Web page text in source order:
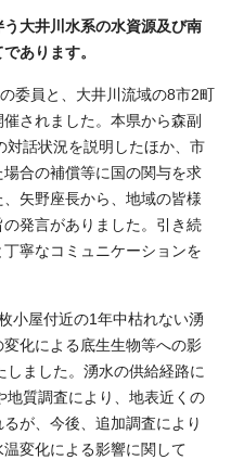
大井川水系の水資源及び南
あります。
委員と、大井川流域の8市2町
されました。本県から森副
対話状況を説明したほか、市
合の補償等に国の関与を求
矢野座長から、地域の皆様
発言がありました。引き続
寧なコミュニケーションを
小屋付近の1年中枯れない湧
化による底生生物等への影
ました。湧水の供給経路に
地質調査により、地表近くの
が、今後、追加調査により
変化による影響に関して